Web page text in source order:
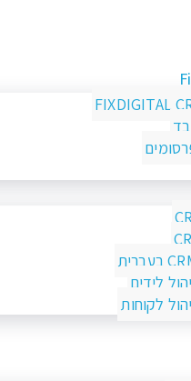
לידים
לקוחות